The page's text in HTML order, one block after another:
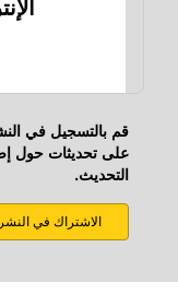
قم بالتسجيل في
التحديث.
الاشتراك في